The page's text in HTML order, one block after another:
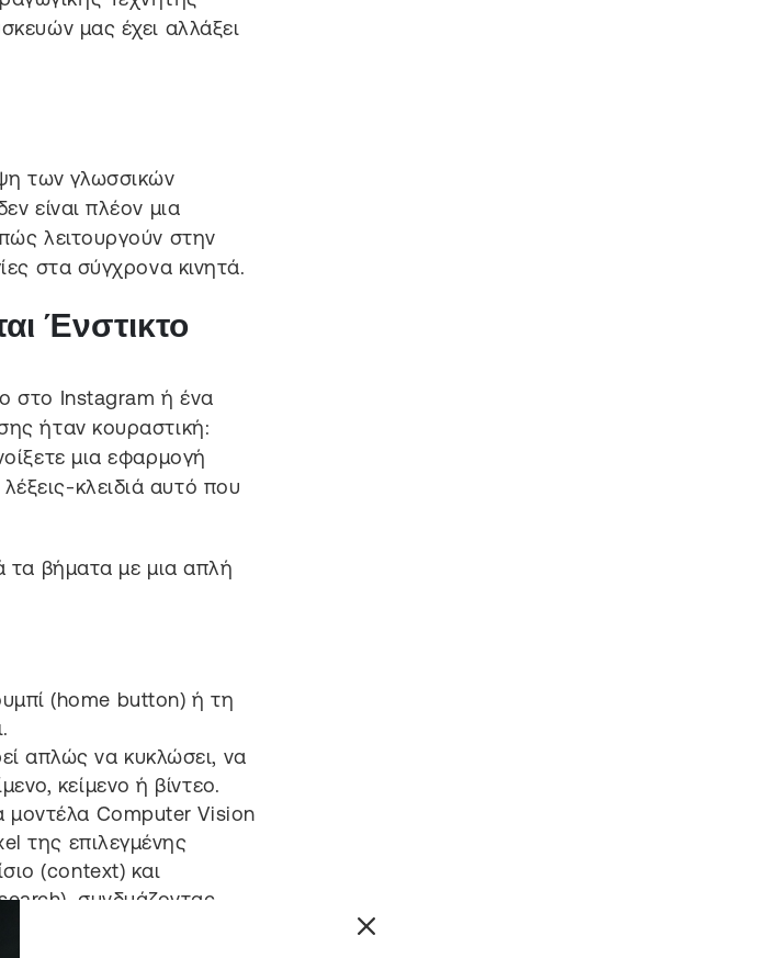
μας έχει αλλάξει
των γλωσσικών
είναι πλέον μια
λειτουργούν στην
στα σύγχρονα κινητά.
Ένστικτο
στο Instagram ή ένα
ήταν κουραστική:
μια εφαρμογή
κλειδιά αυτό που
τα βήματα με μια απλή
(home button) ή τη
απλώς να κυκλώσει, να
κείμενο ή βίντεο.
μοντέλα Computer Vision
της επιλεγμένης
(context) και
συνδυάζοντας
σε κλάσματα